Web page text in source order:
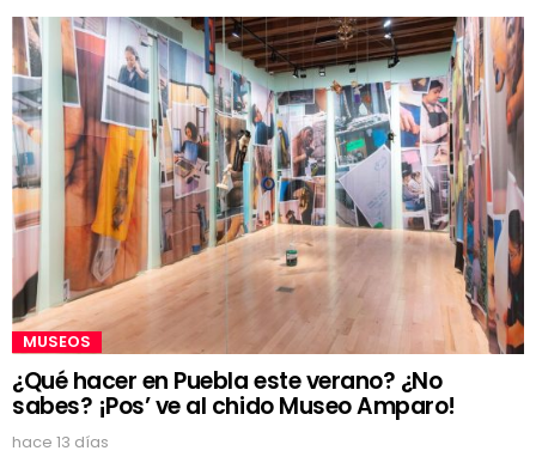
MUSEOS
¿Qué hacer en Puebla este verano? ¿No
sabes? ¡Pos’ ve al chido Museo Amparo!
hace 13 días